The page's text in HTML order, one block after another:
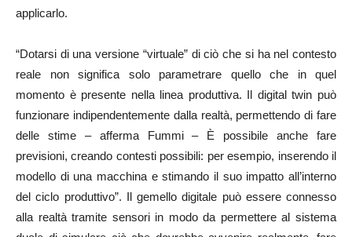
applicarlo.
“Dotarsi di una versione “virtuale” di ciò che si ha nel contesto
reale non significa solo parametrare quello che in quel
momento è presente nella linea produttiva. Il digital twin può
funzionare indipendentemente dalla realtà, permettendo di fare
delle stime – afferma Fummi – È possibile anche fare
previsioni, creando contesti possibili: per esempio, inserendo il
modello di una macchina e stimando il suo impatto all’interno
del ciclo produttivo”. Il gemello digitale può essere connesso
alla realtà tramite sensori in modo da permettere al sistema